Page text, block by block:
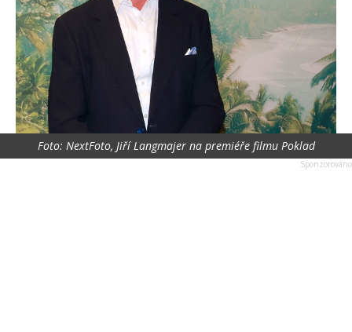
Foto: NextFoto, Jiří Langmajer na premiéře filmu Poklad